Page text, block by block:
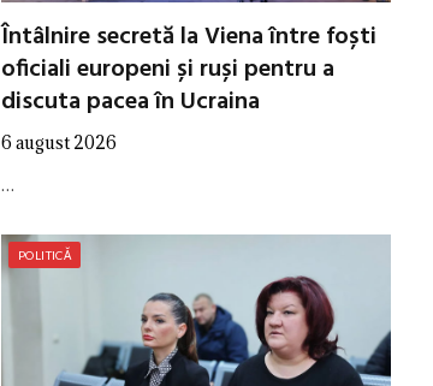
Întâlnire secretă la Viena între foști
oficiali europeni și ruși pentru a
discuta pacea în Ucraina
6 august 2026
…
POLITICĂ